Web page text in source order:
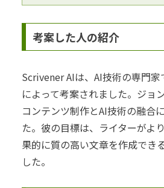
考案した人の紹介
Scrivener AIは、AI技術の専門
によって考案されました。ジョ
コンテンツ制作とAI技術の融合
た。彼の目標は、ライターがよ
果的に質の高い文章を作成でき
した。